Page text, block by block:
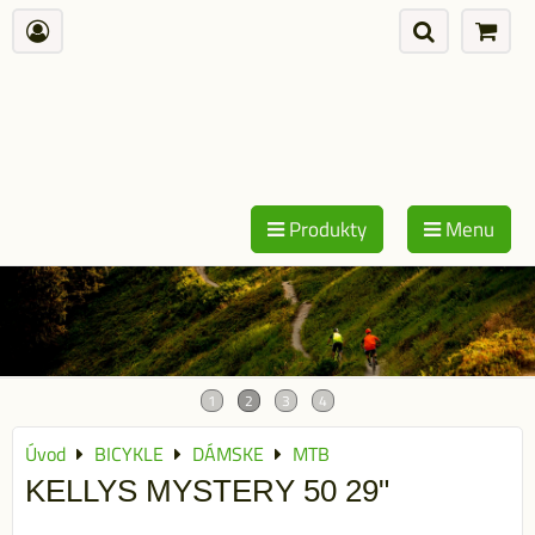
Produkty Menu
Úvod BICYKLE DÁMSKE MTB
KELLYS MYSTERY 50 29"